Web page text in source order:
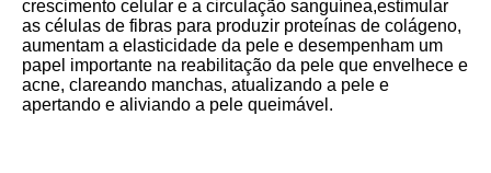
crescimento celular e a circulação sanguínea,estimular
as células de fibras para produzir proteínas de colágeno,
aumentam a elasticidade da pele e desempenham um
papel importante na reabilitação da pele que envelhece e
acne, clareando manchas, atualizando a pele e
apertando e aliviando a pele queimável.